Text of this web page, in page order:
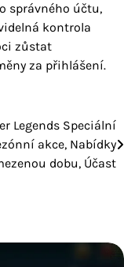
správného účtu,
kontrola
zůstat
za přihlášení.
Legends Speciální
akce, Nabídky
dobu, Účast